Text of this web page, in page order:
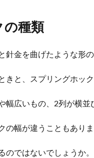
の種類
金を曲げたような形
と、スプリングホッ
広いもの、2列が横並
幅が違うこともありま
ではないでしょうか。